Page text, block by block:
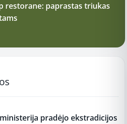
restorane: paprastas triukas
pradėjo ekstradicijos